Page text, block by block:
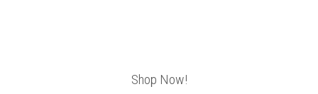
Shop Now!